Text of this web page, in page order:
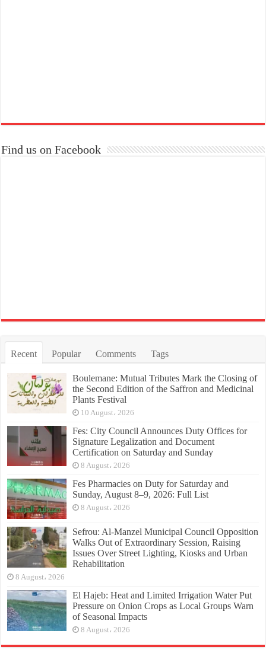
Find us on Facebook
Recent Popular Comments Tags
Boulemane: Mutual Tributes Mark the Closing of
the Second Edition of the Saffron and Medicinal
Plants Festival
10 August، 2026
Fes: City Council Announces Duty Offices for
Signature Legalization and Document
Certification on Saturday and Sunday
8 August، 2026
Fes Pharmacies on Duty for Saturday and
Sunday, August 8–9, 2026: Full List
8 August، 2026
Sefrou: Al-Manzel Municipal Council Opposition
Walks Out of Extraordinary Session, Raising
Issues Over Street Lighting, Kiosks and Urban
Rehabilitation
8 August، 2026
El Hajeb: Heat and Limited Irrigation Water Put
Pressure on Onion Crops as Local Groups Warn
of Seasonal Impacts
8 August، 2026